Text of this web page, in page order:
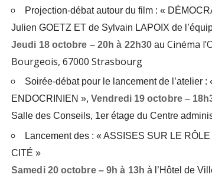
Projection-débat autour du film : «
Julien GOETZ ET de Sylvain LAPOIX de
Jeudi 18 octobre – 20h à 22h30 au Cinéma
Bourgeois, 67000 Strasbourg
Soirée-débat pour le lancement de l’atelier :
ENDOCRINIEN », Vendredi 19 octobre –
Salle des Conseils, 1er étage du Centre
Lancement des : « ASSISES SUR LE RÔLE
CITÉ »
Samedi 20 octobre – 9h à 13h à l’Hôtel de